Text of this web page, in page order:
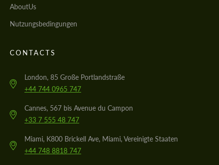
AboutUs
Nutzungsbedingungen
CONTACTS
London, 85 Große Portlandstraße
+44 744 0965 747
Cannes, 567 bis Avenue du Campon
+33 7 555 48 747
Miami, K800 Brickell Ave, Miami, Vereinigte Staaten
+44 748 8818 747